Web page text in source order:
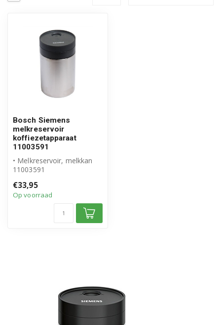
Bosch Siemens
melkreservoir
koffiezetapparaat
11003591
• Melkreservoir, melkkan
11003591
product
• Houd mel...
€33,95
Op voorraad